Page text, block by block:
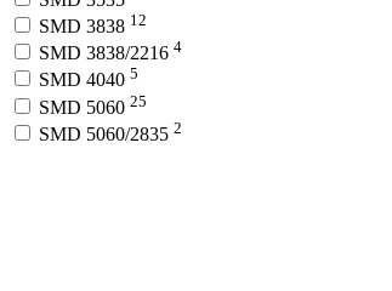
SMD 3838 12
SMD 3838/2216 4
SMD 4040 5
SMD 5060 25
SMD 5060/2835 2